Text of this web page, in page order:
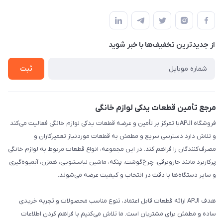
لیست محصولات
درباره ما
قوانین و مقررات
حریم خصوصی
راهنما
از جدید‌ترین تخفیف‌ها با‌ خبر شوید
ثبت
مرجع تأمین قطعات یدکی لوازم خانگی
فروشگاه APJIبا تمرکز بر تأمین و عرضه قطعات یدکی لوازم خانگی فعالیت می‌کند
و تلاش دارد دسترسی سریع و مطمئن به قطعات موردنیاز تعمیرکاران و
مصرف‌کنندگان را فراهم کند. در این مجموعه، انواع قطعات مربوط به لوازم خانگی
پرکاربرد مانند جاروبرقی، چرخ‌گوشت، پنکه، ماشین لباسشویی، همزن، آبمیوه‌گیری
و سایر دستگاه‌ها با دقت در انتخاب و کیفیت عرضه می‌شوند.
هدف APJI ارائه قطعات قابل اعتماد، تنوع مناسب محصولات و تجربه خریدی
ساده و مطمئن برای مشتریان است. ما تلاش می‌کنیم با فراهم کردن اطلاعات